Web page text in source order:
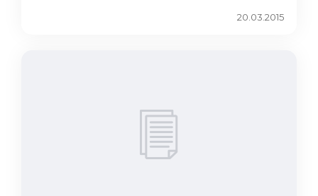
20.03.2015